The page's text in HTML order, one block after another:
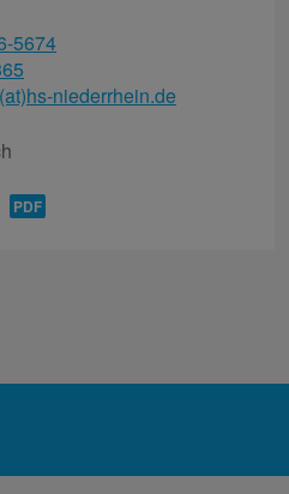
5674
niederrhein.de